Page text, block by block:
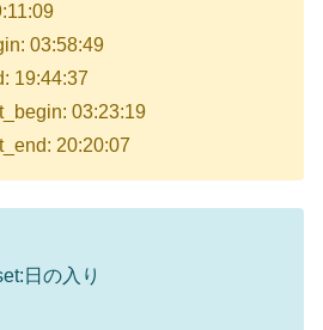
03:58:49
19:44:37
03:23:19
20:20:07
日の入り